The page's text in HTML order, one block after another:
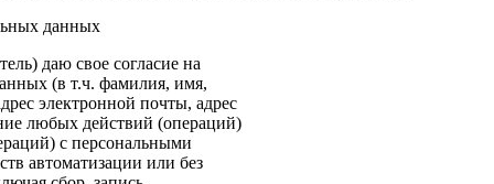
данных
даю свое согласие на
(в т.ч. фамилия, имя,
электронной почты, адрес
любых действий (операций)
с персональными
автоматизации или без